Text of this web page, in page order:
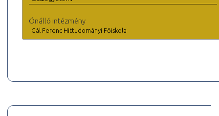
Önálló intézmény
Gál Ferenc Hittudományi Főiskola